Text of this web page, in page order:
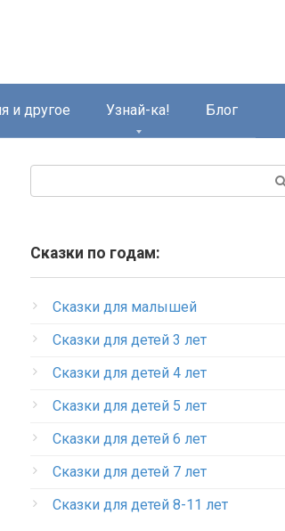
и другое Узнай-ка! Блог
Сказки по годам:
Сказки для малышей
Сказки для детей 3 лет
Сказки для детей 4 лет
Сказки для детей 5 лет
Сказки для детей 6 лет
Сказки для детей 7 лет
Сказки для детей 8-11 лет